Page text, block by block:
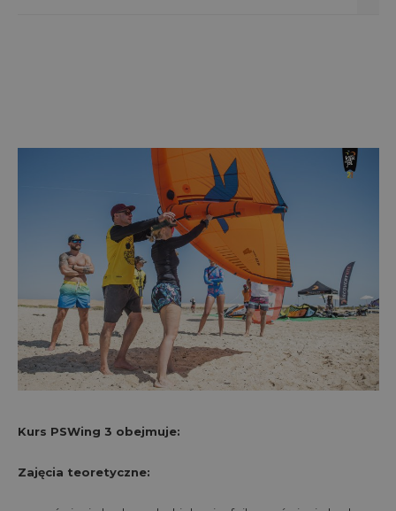
Kurs PSWing 3 obejmuje:
Zajęcia teoretyczne: